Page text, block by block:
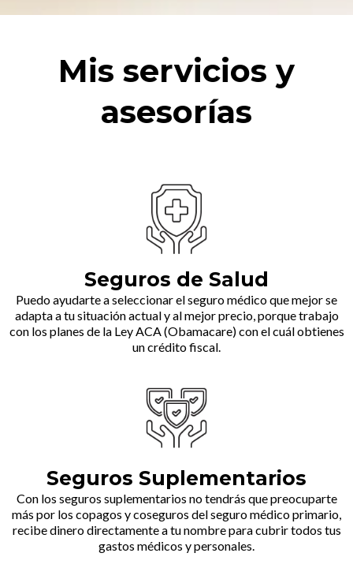
Mis servicios y
asesorías
Seguros de Salud
Puedo ayudarte a seleccionar el seguro médico que mejor se
adapta a tu situación actual y al mejor precio, porque trabajo
con los planes de la Ley ACA (Obamacare) con el cuál obtienes
un crédito fiscal.
Seguros Suplementarios
Con los seguros suplementarios no tendrás que preocuparte
más por los copagos y coseguros del seguro médico primario,
recibe dinero directamente a tu nombre para cubrir todos tus
gastos médicos y personales.